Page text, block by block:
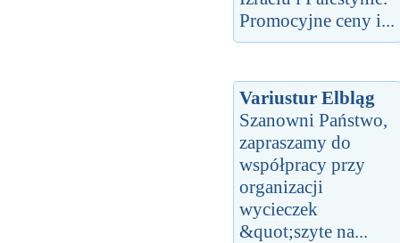
Promocyjne ceny i...
Variustur Elbląg
Szanowni Państwo,
zapraszamy do
współpracy przy
organizacji
wycieczek
&quot;szyte na...